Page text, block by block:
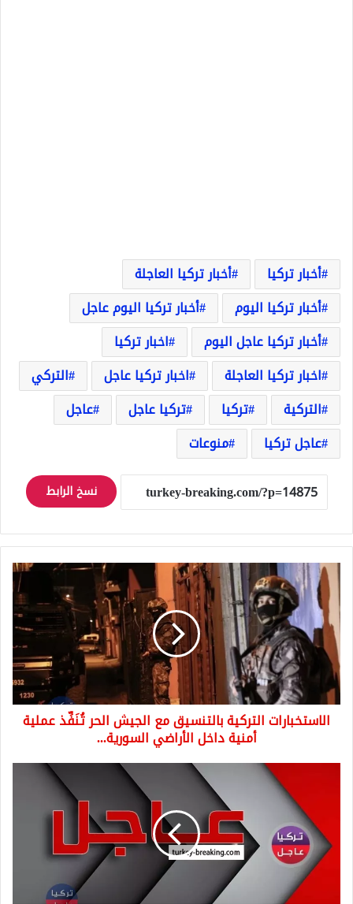
أخبار تركيا
أخبار تركيا العاجلة
أخبار تركيا اليوم
أخبار تركيا اليوم عاجل
أخبار تركيا عاجل اليوم
اخبار تركيا
اخبار تركيا العاجلة
اخبار تركيا عاجل
التركي
التركية
تركيا تركيا عاجل
عاجل
عاجل تركيا
منوعات
نسخ الرابط
الاستخبارات
التركية
بالتنسيق
مع
الجيش
الحر
تُنَفِّذ
عملية
أمنية
داخل
الاستخبارات التركية بالتنسيق مع الجيش الحر تُنَفِّذ عملية
أمنية داخل الأراضي السورية...
مناقشة
تعديلات
دستورية